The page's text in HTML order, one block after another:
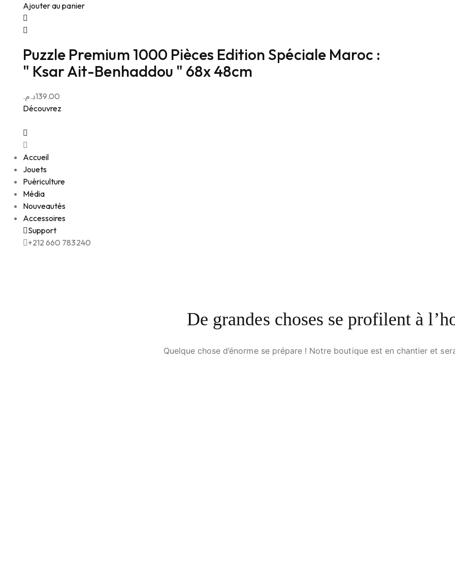
Ajouter au panier
Puzzle Premium 1000 Pièces Edition Spéciale Maroc :
" Ksar Ait-Benhaddou " 68x 48cm
139.00د.م.
Découvrez
Accueil
Jouets
Puériculture
Média
Nouveautés
Accessoires
Support
+212 660 783240
De grandes choses se profilent à
Quelque chose d’énorme se prépare ! Notre boutique est en chantier et